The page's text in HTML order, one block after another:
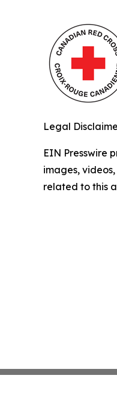
Legal
EIN Presswire
images,
related to this